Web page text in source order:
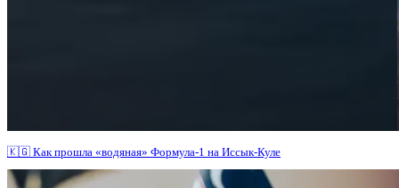
🇰🇬 Как прошла «водяная» Формула-1 на Иссык-Куле